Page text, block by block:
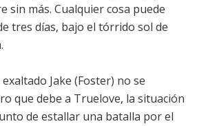
sin más. Cualquier cosa puede
tres días, bajo el tórrido sol de
Jake (Foster) no se
que debe a Truelove, la situación
de estallar una batalla por el